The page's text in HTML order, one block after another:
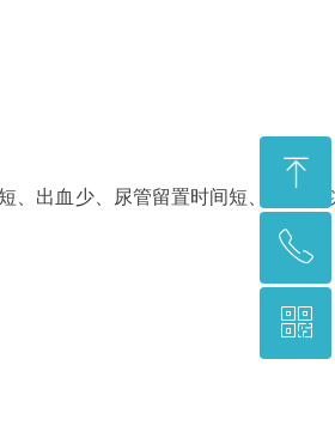
、出血少、尿管留置时间短、术后性
ꁸ
回到顶部
ꂅ
0372-2927979
ꀥ